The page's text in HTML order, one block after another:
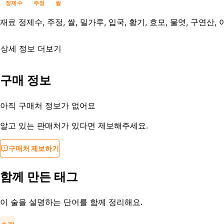
정제수 주정 쌀
재료 정제수, 주정, 쌀, 밀가루, 입국, 황기, 효모, 물엿, 구연산,
상세 정보 더보기
등록일
구매 정보
아직 구매처 정보가 없어요
알고 있는 판매처가 있다면 제보해주세요.
구매처 제보하기
함께 만든 태그
이 술을 설명하는 단어를 함께 정리해요.